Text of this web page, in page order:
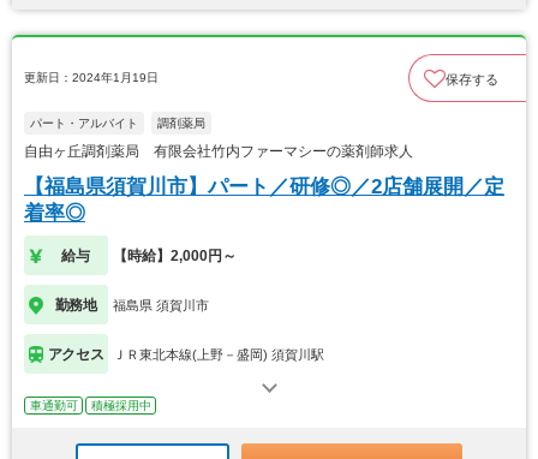
更新日：2024年1月19日 保存する
パート・アルバイト 調剤薬局
自由ヶ丘調剤薬局 有限会社竹内ファーマシーの薬剤師求人
【福島県須賀川市】パート／研修◎／2店舗展開／定
着率◎
給与 【時給】2,000円～
勤務地 福島県 須賀川市
アクセス ＪＲ東北本線(上野－盛岡) 須賀川駅
車通勤可 積極採用中